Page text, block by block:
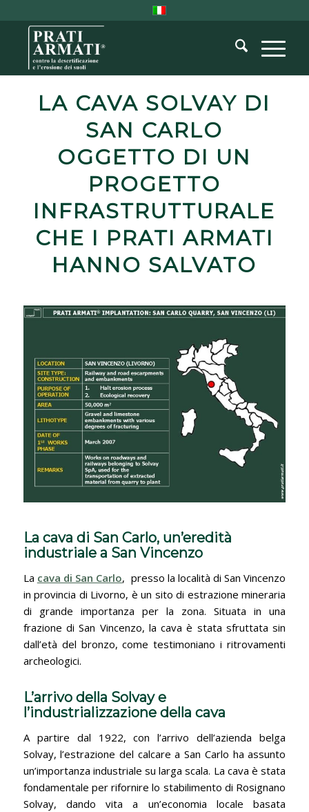
LA CAVA SOLVAY DI
SAN CARLO
OGGETTO DI UN
PROGETTO
INFRASTRUTTURALE
CHE I PRATI ARMATI
HANNO SALVATO
La cava di San Carlo, un’eredità
industriale a San Vincenzo
La cava di San Carlo, presso la località di San Vincenzo
in provincia di Livorno, è un sito di estrazione mineraria
di grande importanza per la zona. Situata in una
frazione di San Vincenzo, la cava è stata sfruttata sin
dall’età del bronzo, come testimoniano i ritrovamenti
archeologici.
L’arrivo della Solvay e
l’industrializzazione della cava
A partire dal 1922, con l’arrivo dell’azienda belga
Solvay, l’estrazione del calcare a San Carlo ha assunto
un’importanza industriale su larga scala. La cava è stata
fondamentale per rifornire lo stabilimento di Rosignano
Solvay, dando vita a un’economia locale basata